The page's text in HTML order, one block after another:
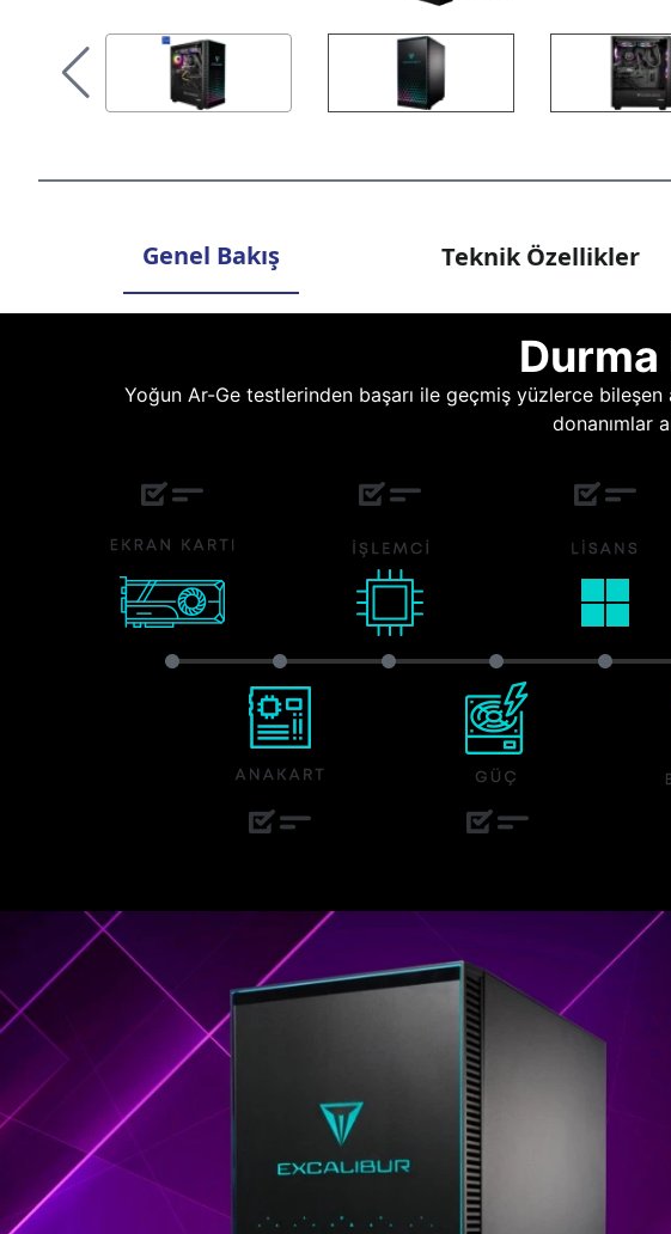
Genel Bakış Teknik Özellikler
Durma
Yoğun Ar-Ge testlerinden başarı ile geçmiş yüzlerce
donanımlar